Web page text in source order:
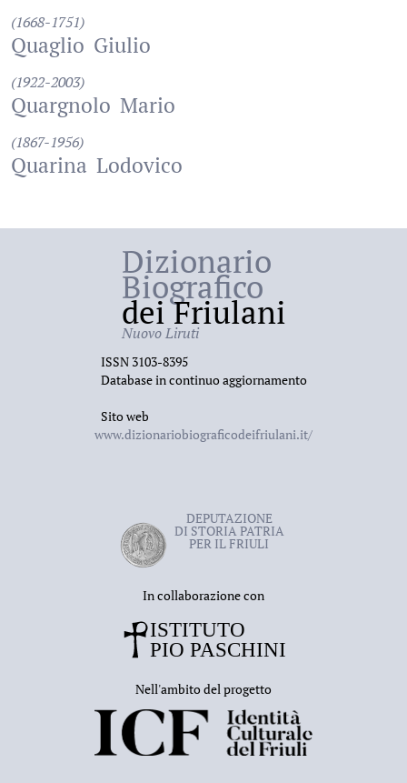
(1668-1751)
Quaglio Giulio
(1922-2003)
Quargnolo Mario
(1867-1956)
Quarina Lodovico
Dizionario
Biografico
dei Friulani
Nuovo Liruti
ISSN 3103-8395
Database in continuo aggiornamento
Sito web
www.dizionariobiograficodeifriulani.it/
DEPUTAZIONE
DI STORIA PATRIA
PER IL FRIULI
In collaborazione con
Nell'ambito del progetto